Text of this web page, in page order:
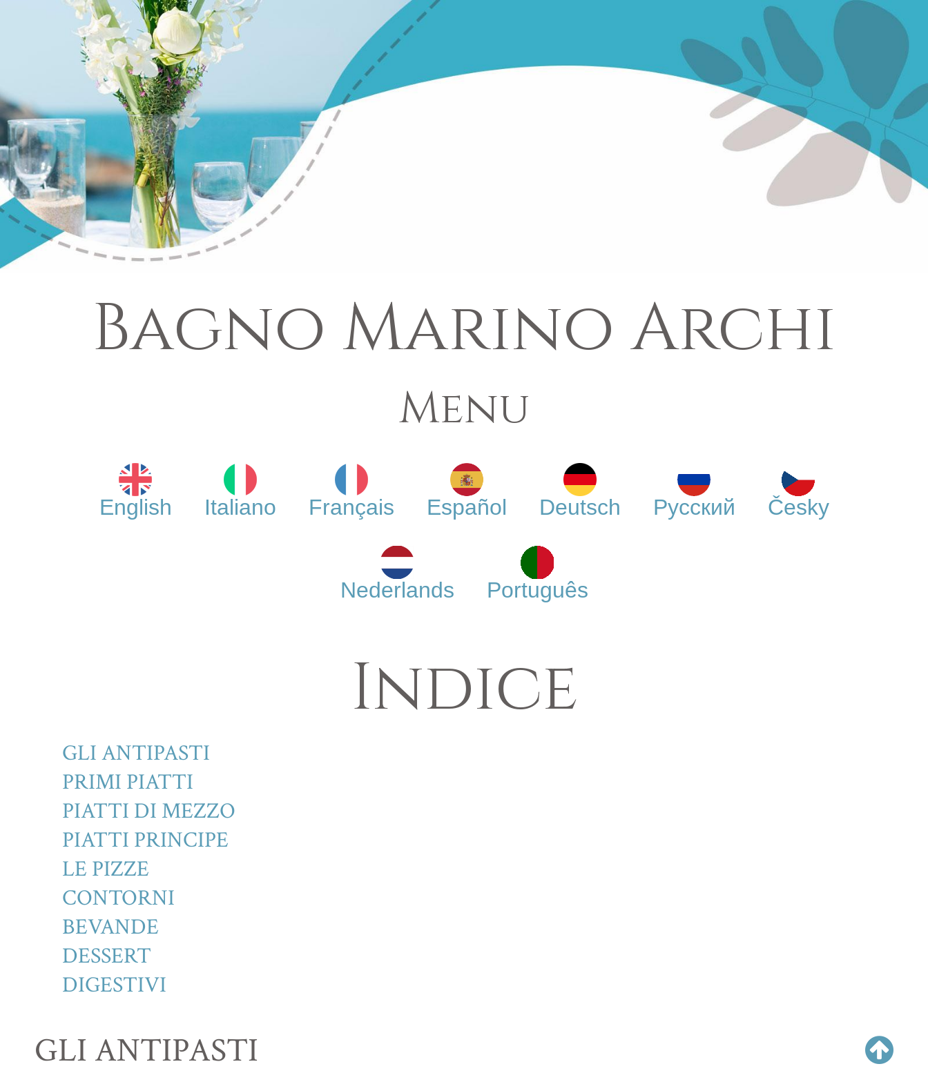
Bagno Marino Archi
Menu
English Italiano Français Español Deutsch Русский Česky
Nederlands Português
Indice
GLI ANTIPASTI
PRIMI PIATTI
PIATTI DI MEZZO
PIATTI PRINCIPE
LE PIZZE
CONTORNI
BEVANDE
DESSERT
DIGESTIVI
GLI ANTIPASTI